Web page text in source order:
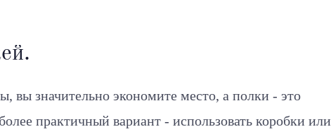
вы значительно экономите место, а полки - это
практичный вариант - использовать коробки или